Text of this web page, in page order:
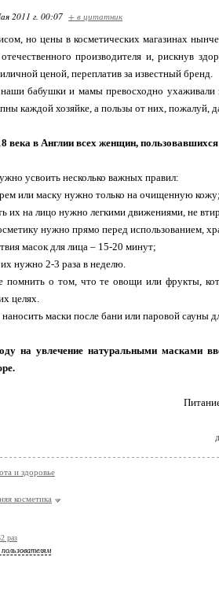
2011 г. 00:07 + в цитатник
но цены в косметических магазинах
производителя и, рискнув
ценой, переплатив за известный бренд.
бабушки и мамы превосходно ухаживали
каждой хозяйке, а пользы от них, пожалуй,
века в Англии всех женщин,
усвоить несколько важных правил:
или маску нужно только на очищенную кожу;
их на лицо нужно легкими движениями, не
нужно прямо перед использованием,
масок для лица – 15-20 минут;
нужно 2-3 раза в неделю.
помнить о том, что те овощи или фрукты,
целях.
маски после бани или паровой сауны
на увлечение натуральными масками
и здоровье
косметика
раз
пользователям